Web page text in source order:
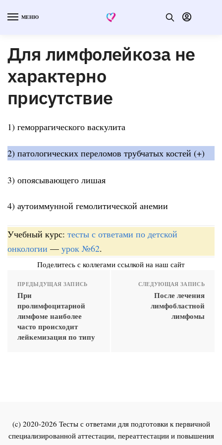
МЕНЮ
Для лимфолейкоза не
характерно
присутствие
1) геморрагического васкулита
2) патологических переломов трубчатых костей (+)
3) опоясывающего лишая
4) аутоиммунной гемолитической анемии
Учебный курс: тесты с ответами по детской
онкологии — урок №62.
Поделитесь с коллегами ссылкой на наш сайт
ПРЕДЫДУЩАЯ ЗАПИСЬ
При
пролимфоцитарной
лимфоме наиболее
часто происходит
лейкемизация по типу
СЛЕДУЮЩАЯ ЗАПИСЬ
После лечения
лимфобластной
лимфомы
(c) 2020-2026 Тесты с ответами для подготовки к первичной
специализированной аттестации, переаттестации и повышения